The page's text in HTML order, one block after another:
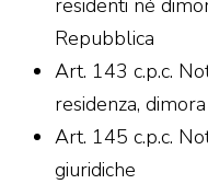
residenti né
Repubblica
Art. 143 c.p.c.
residenza,
Art. 145 c.p.c.
giuridiche